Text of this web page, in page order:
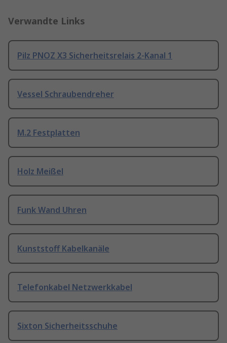
Verwandte Links
Pilz PNOZ X3 Sicherheitsrelais 2-Kanal 1
Vessel Schraubendreher
M.2 Festplatten
Holz Meißel
Funk Wand Uhren
Kunststoff Kabelkanäle
Telefonkabel Netzwerkkabel
Sixton Sicherheitsschuhe